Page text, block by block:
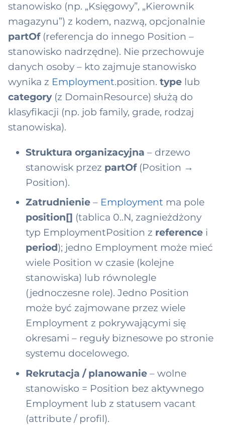
stanowisko (np. „Księgowy”, „Kierownik
magazynu”) z kodem, nazwą, opcjonalnie
partOf(referencja do innego Position –
stanowisko nadrzędne). Nie przechowuje
danych osoby – kto zajmuje stanowisko
wynika z Employment.position. type lub
category(z DomainResource) służą do
klasyfikacji (np. job family, grade, rodzaj
stanowiska).
Struktura organizacyjna – drzewo
stanowisk przez partOf(Position →
Position).
Zatrudnienie – Employment ma pole
position[] (tablica 0..N, zagnieżdżony
typ EmploymentPosition z reference i
period); jedno Employment może mieć
wiele Position w czasie (kolejne
stanowiska) lub równolegle
(jednoczesne role). Jedno Position
może być zajmowane przez wiele
Employment z pokrywającymi się
okresami – reguły biznesowe po stronie
systemu docelowego.
Rekrutacja / planowanie – wolne
stanowisko = Position bez aktywnego
Employment lub z statusem vacant
(attribute / profil).